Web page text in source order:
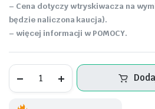
– Cena dotyczy wtryskiwacza na
będzie naliczona kaucja).
– więcej informacji w POMOCY.
Regeneracja
filtra